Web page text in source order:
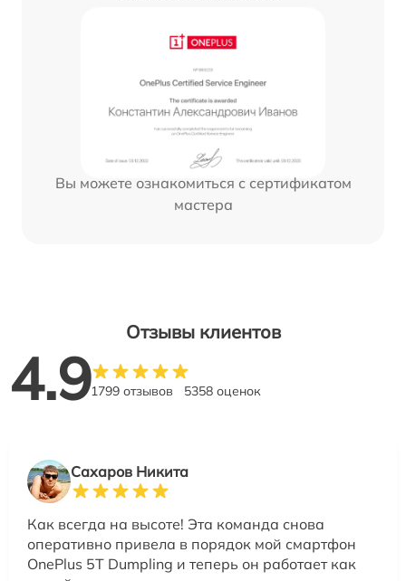
Вы можете ознакомиться с сертификатом
мастера
Отзывы клиентов
4.91799 отзывов 5358 оценок
Сахаров Никита
Как всегда на высоте! Эта команда снова
оперативно привела в порядок мой смартфон
OnePlus 5T Dumpling и теперь он работает как